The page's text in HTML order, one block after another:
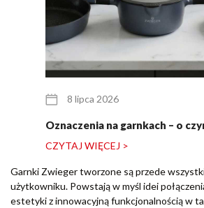
8 lipca 2026
Oznaczenia na garnkach – o
CZYTAJ WIĘCEJ >
Garnki Zwieger tworzone są przede
użytkowniku. Powstają w myśl idei
estetyki z innowacyjną funkcjonalnością w